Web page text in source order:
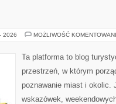
2026 MOŻLIWOŚĆ
Ta platforma to blog
przestrzeń, w którym
poznawanie miast i okolic.
wskazówek,